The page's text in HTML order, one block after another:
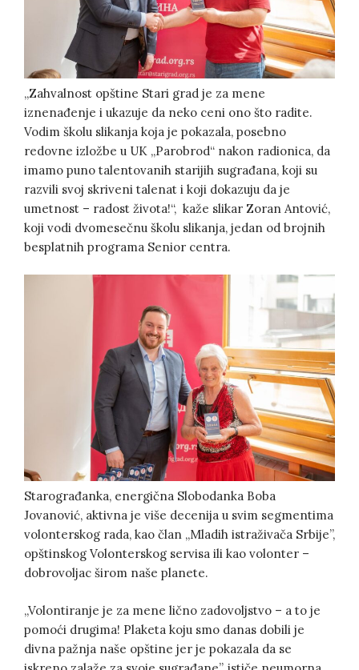
„Zahvalnost opštine Stari grad je za mene
iznenađenje i ukazuje da neko ceni ono što radite.
Vodim školu slikanja koja je pokazala, posebno
redovne izložbe u UK „Parobrod“ nakon radionica, da
imamo puno talentovanih starijih sugrađana, koji su
razvili svoj skriveni talenat i koji dokazuju da je
umetnost – radost života!“, kaže slikar Zoran Antović,
koji vodi dvomesečnu školu slikanja, jedan od brojnih
besplatnih programa Senior centra.
Starograđanka, energična Slobodanka Boba
Jovanović, aktivna je više decenija u svim segmentima
volonterskog rada, kao član „Mladih istraživača Srbije”,
opštinskog Volonterskog servisa ili kao volonter –
dobrovoljac širom naše planete.
„Volontiranje je za mene lično zadovoljstvo – a to je
pomoći drugima! Plaketa koju smo danas dobili je
divna pažnja naše opštine jer je pokazala da se